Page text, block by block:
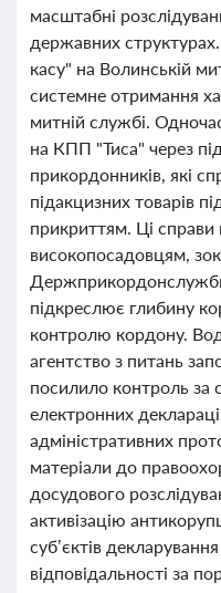
масштабні
державних
касу" на Волинській
системне отримання
митній службі.
на КПП "Тиса" через
прикордонників, які
підакцизних товарів
прикриттям. Ці
високопосадовцям,
підкреслює глибину
контролю кордону.
агентство з питань
посилило контроль за
електронних
адміністративних
матеріали до
досудового
активізацію
суб’єктів
відповідальності за